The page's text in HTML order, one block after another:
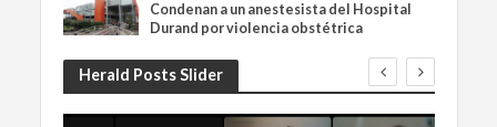
Condenan a un anestesista del Hospital
Durand por violencia obstétrica
Herald Posts Slider